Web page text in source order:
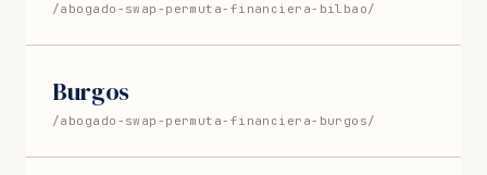
/abogado-swap-permuta-financiera-bilbao/
Burgos
/abogado-swap-permuta-financiera-burgos/